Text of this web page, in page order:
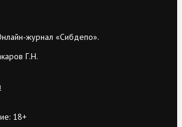
журнал «Сибдепо».
Г.Н.
18+